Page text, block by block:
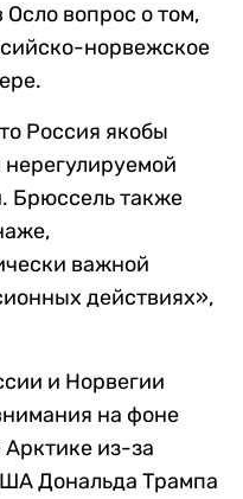
вопрос о том,
норвежское
Россия якобы
Брюссель также
важной
действиях»,
и Норвегии
на фоне
из-за
Дональда Трампа